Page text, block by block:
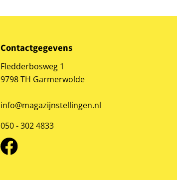
Contactgegevens
Fledderbosweg 1
9798 TH Garmerwolde
info@magazijnstellingen.nl
050 - 302 4833